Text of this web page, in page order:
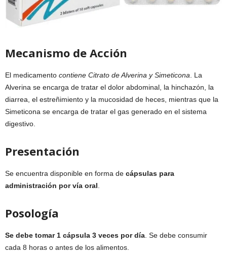
Mecanismo de Acción
El medicamento contiene Citrato de Alverina y Simeticona . La
Alverina se encarga de tratar el dolor abdominal, la hinchazón, la
diarrea, el estreñimiento y la mucosidad de heces, mientras que la
Simeticona se encarga de tratar el gas generado en el sistema
digestivo.
Presentación
Se encuentra disponible en forma de cápsulas para
administración por vía oral
Posología
Se debe tomar 1 cápsula 3 veces por día . Se debe consumir
cada 8 horas o antes de los alimentos.